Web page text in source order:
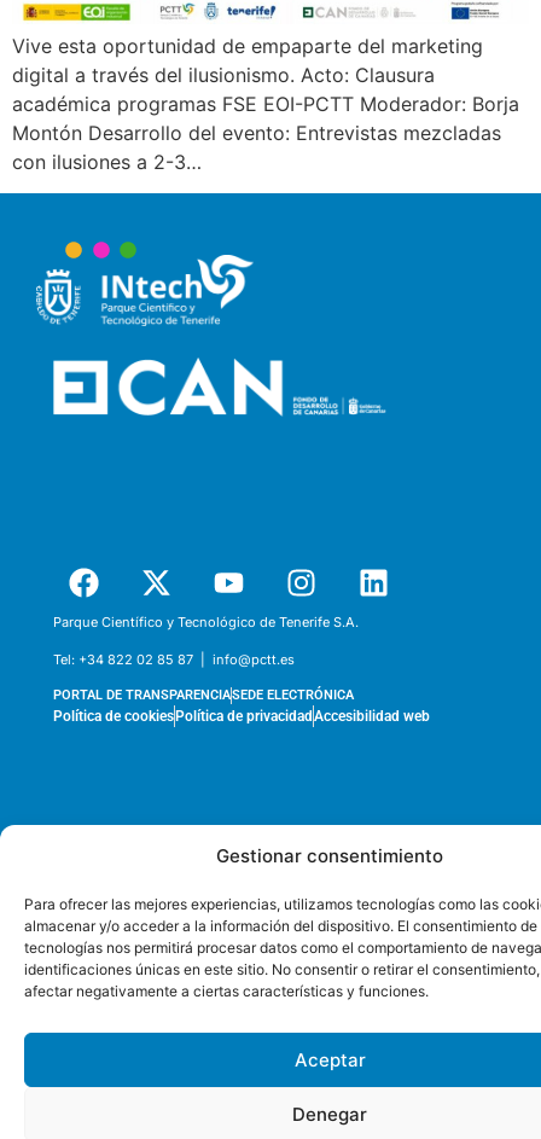
Gestionar consentimiento
Para ofrecer las mejores experiencias, utilizamos tecnologías como las
almacenar y/o acceder a la información del dispositivo. El consentimiento de
tecnologías nos permitirá procesar datos como el comportamiento de
identificaciones únicas en este sitio. No consentir o retirar el
afectar negativamente a ciertas características y funciones.
Aceptar
Denegar
Vive esta oportunidad de empaparte del marketing
digital a través del ilusionismo. Acto: Clausura
académica programas FSE EOI-PCTT Moderador: Borja
Montón Desarrollo del evento: Entrevistas mezcladas
con ilusiones a 2-3…
Parque Científico y Tecnológico de Tenerife S.A.
Tel: +34 822 02 85 87 | info@pctt.es
PORTAL DE TRANSPARENCIASEDE ELECTRÓNICA
Política de cookies Política de privacidad Accesibilidad web